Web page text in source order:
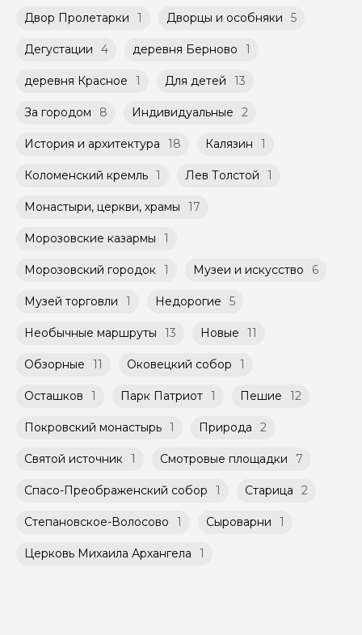
к Оферте Сервиса.
Способы оплаты на сайте: Картой
российского банка можно оплатить любую
Двор Пролетарки 1 Дворцы и особняки 5
Дегустации 4 деревня Берново 1
деревня Красное 1 Для детей 13
За городом 8 Индивидуальные 2
История и архитектура 18 Калязин 1
Коломенский кремль 1 Лев Толстой 1
Монастыри, церкви, храмы 17
Морозовские казармы 1
Морозовский городок 1 Музеи и искусство 6
Музей торговли 1 Недорогие 5
Необычные маршруты 13 Новые 11
Обзорные 11 Оковецкий собор 1
Осташков 1 Парк Патриот 1 Пешие 12
Покровский монастырь 1 Природа 2
Святой источник 1 Смотровые площадки 7
Спасо-Преображенский собор 1 Старица 2
Степановское-Волосово 1 Сыроварни 1
Церковь Михаила Архангела 1